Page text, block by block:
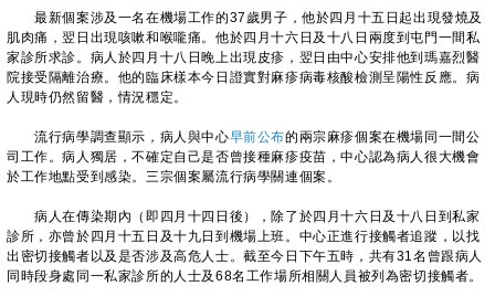
最新個案涉及一名在機場工作的37歲男子，他於四月十五日起出現發燒及
肌肉痛，翌日出現咳嗽和喉嚨痛。他於四月十六日及十八日兩度到屯門一間私
家診所求診。病人於四月十八日晚上出現皮疹，翌日由中心安排他到瑪嘉烈醫
院接受隔離治療。他的臨床樣本今日證實對麻疹病毒核酸檢測呈陽性反應。病
人現時仍然留醫，情況穩定。
流行病學調查顯示，病人與中心早前公布的兩宗麻疹個案在機場同一間公
司工作。病人獨居，不確定自己是否曾接種麻疹疫苗，中心認為病人很大機會
於工作地點受到感染。三宗個案屬流行病學關連個案。
病人在傳染期內（即四月十四日後），除了於四月十六日及十八日到私家
診所，亦曾於四月十五日及十九日到機場上班。中心正進行接觸者追蹤，以找
出密切接觸者以及是否涉及高危人士。截至今日下午五時，共有31名曾跟病人
同時段身處同一私家診所的人士及68名工作場所相關人員被列為密切接觸者。